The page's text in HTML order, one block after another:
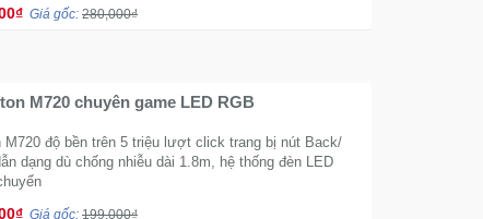
Giá gốc: 280,000₫
M720 chuyên game LED RGB
M720 độ bền trên 5 triệu lượt click trang bị nút Back/
dạng dù chống nhiễu dài 1.8m, hệ thống đèn LED
Giá gốc: 199,000₫